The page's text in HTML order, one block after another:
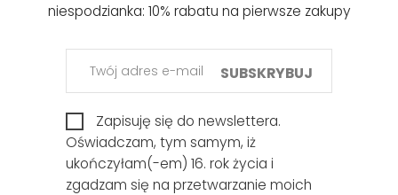
niespodzianka: 10% rabatu na pierwsze zakupy
SUBSKRYBUJ
Zapisuję się do newslettera.
Oświadczam, tym samym, iż
ukończyłam(-em) 16. rok życia i
zgadzam się na przetwarzanie moich